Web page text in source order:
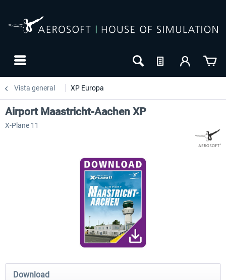
Vista general XP Europa
Airport Berlin Brandenburg V2 XP Airport Zurich V2.0 XP
Airport Maastricht-Aachen XP
X-Plane 11
Download